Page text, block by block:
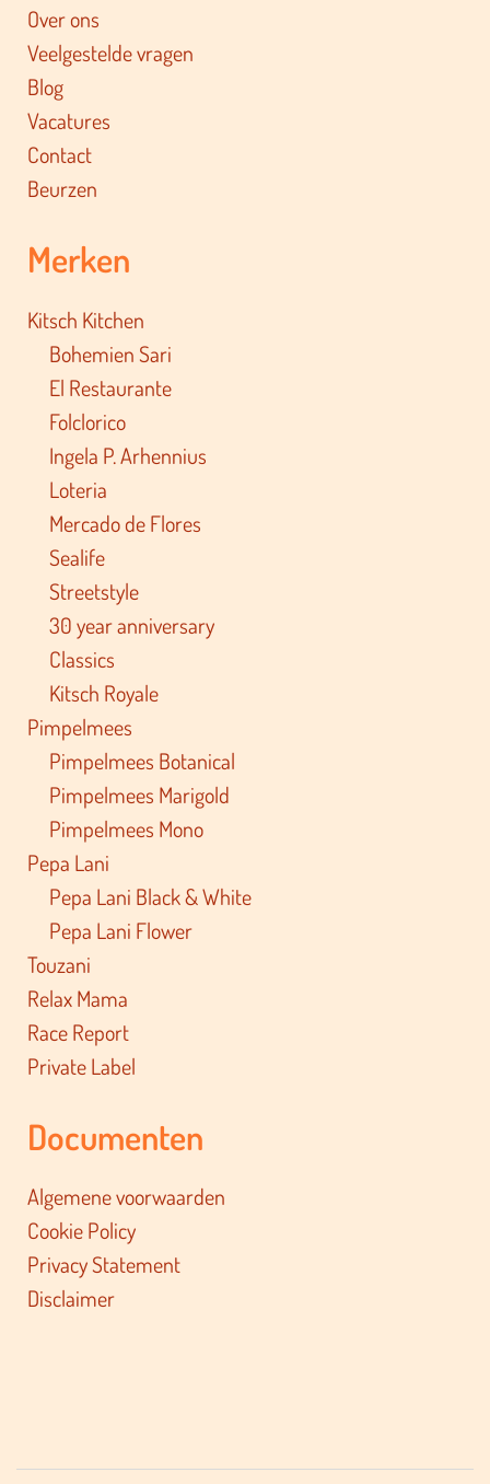
Over ons
Veelgestelde vragen
Blog
Vacatures
Contact
Beurzen
Merken
Kitsch Kitchen
Bohemien Sari
El Restaurante
Folclorico
Ingela P. Arhennius
Loteria
Mercado de Flores
Sealife
Streetstyle
30 year anniversary
Classics
Kitsch Royale
Pimpelmees
Pimpelmees Botanical
Pimpelmees Marigold
Pimpelmees Mono
Pepa Lani
Pepa Lani Black & White
Pepa Lani Flower
Touzani
Relax Mama
Race Report
Private Label
Documenten
Algemene voorwaarden
Cookie Policy
Privacy Statement
Disclaimer